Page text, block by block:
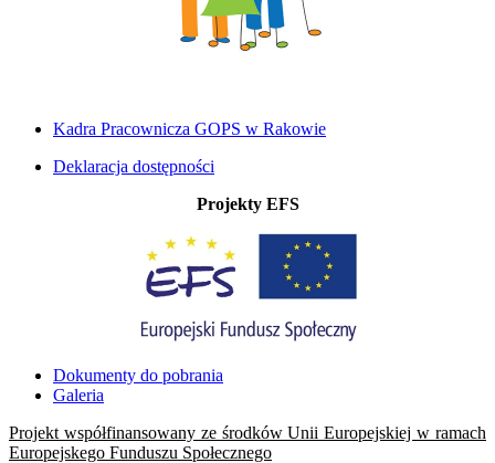
Kadra Pracownicza GOPS w Rakowie
Deklaracja dostępności
Projekty EFS
Dokumenty do pobrania
Galeria
Projekt współfinansowany ze środków Unii Europejskiej w ramach
Europejskego Funduszu Społecznego